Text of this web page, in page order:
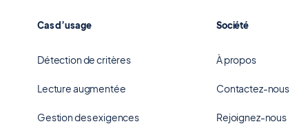
Cas d’usage
Détection de critères
Lecture augmentée
Gestion des exigences
Société
À propos
Contactez-nous
Rejoignez-nous